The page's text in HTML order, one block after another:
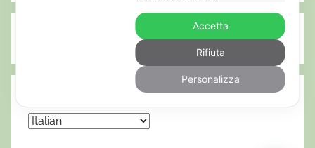
Accetta
Rifiuta
Personalizza